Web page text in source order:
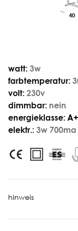
watt: 3w
farbtemperatur:
volt: 230v
dimmbar: nein
energieklasse: A+
elektr.: 3w
hinweis